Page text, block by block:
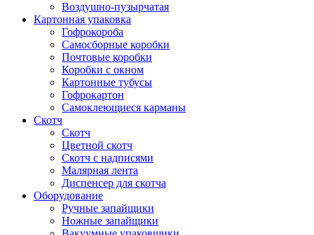
Воздушно-пузырчатая
Картонная упаковка
Гофрокороба
Самосборные коробки
Почтовые коробки
Коробки с окном
Картонные тубусы
Гофрокартон
Самоклеющиеся карманы
Скотч
Скотч
Цветной скотч
Скотч с надписями
Малярная лента
Диспенсер для скотча
Оборудование
Ручные запайщики
Ножные запайщики